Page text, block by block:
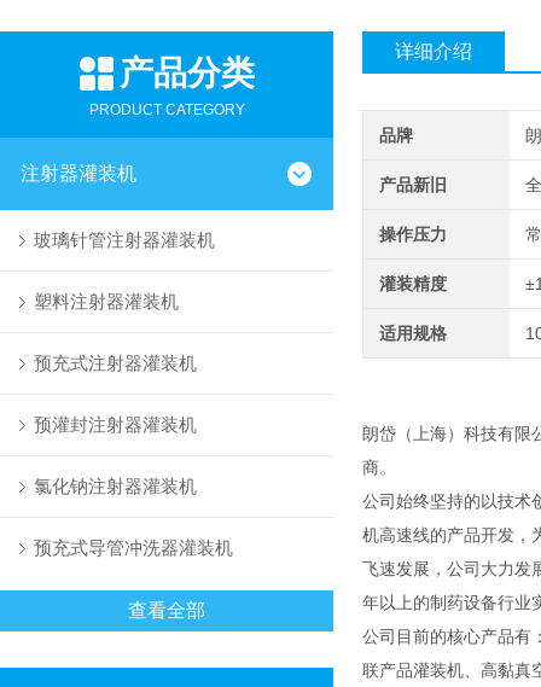
产品分类
PRODUCT CATEGORY
注射器灌装机
玻璃针管注射器灌装机
塑料注射器灌装机
预充式注射器灌装机
预灌封注射器灌装机
氯化钠注射器灌装机
预充式导管冲洗器灌装机
查看全部
详细介绍
品牌
产品新旧
操作压力
灌装精度
适用规格
朗岱（上海）科技有限
商。
公司始终坚持的以技术
机高速线的产品开发，
飞速发展，公司大力发
年以上的制药设备行业
公司目前的核心产品有
联产品灌装机、高黏真